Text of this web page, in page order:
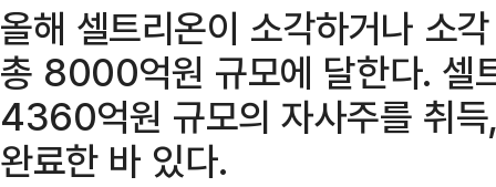
올해 셀트리온이 소각하거나 소
총 8000억원 규모에 달한다. 셀
4360억원 규모의 자사주를 취
완료한 바 있다.